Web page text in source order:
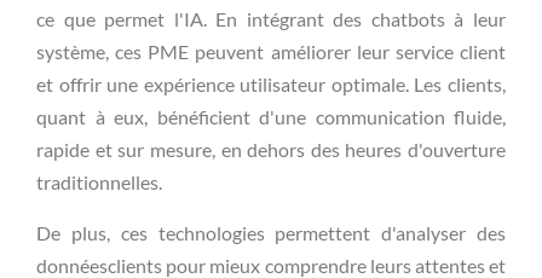
ce que permet l'IA. En intégrant des chatbots à leur
système, ces PME peuvent améliorer leur service client
et offrir une expérience utilisateur optimale. Les clients,
quant à eux, bénéficient d'une communication fluide,
rapide et sur mesure, en dehors des heures d'ouverture
traditionnelles.
De plus, ces technologies permettent d'analyser des
donnéesclients pour mieux comprendre leurs attentes et